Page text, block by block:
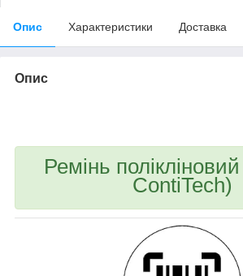
Опис Характеристики Доставка
Опис
Ремінь
ContiTech)